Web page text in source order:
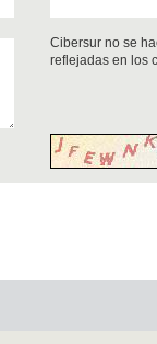
Cibersur no se
reflejadas en los